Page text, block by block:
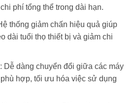
phí tổng thể trong dài hạn.
thống giảm chấn hiệu quả giúp
dài tuổi thọ thiết bị và giảm chi
: Dễ dàng chuyển đổi giữa các máy
hợp, tối ưu hóa việc sử dụng